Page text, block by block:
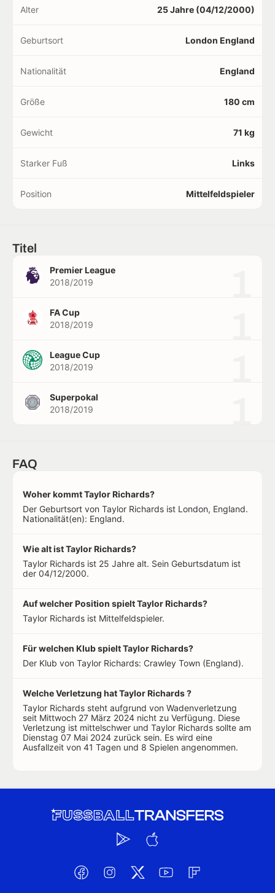
Alter 25 Jahre (04/12/2000)
Geburtsort London England
Nationalität England
Größe 180 cm
Gewicht 71 kg
Starker Fuß Links
Position Mittelfeldspieler
Titel
Premier League
2018/2019
FA Cup
2018/2019
League Cup
2018/2019
Superpokal
2018/2019
FAQ
Woher kommt Taylor Richards?
Der Geburtsort von Taylor Richards ist London, England.
Nationalität(en): England.
Wie alt ist Taylor Richards?
Taylor Richards ist 25 Jahre alt. Sein Geburtsdatum ist
der 04/12/2000.
Auf welcher Position spielt Taylor Richards?
Taylor Richards ist Mittelfeldspieler.
Für welchen Klub spielt Taylor Richards?
Der Klub von Taylor Richards: Crawley Town (England).
Welche Verletzung hat Taylor Richards ?
Taylor Richards steht aufgrund von Wadenverletzung
seit Mittwoch 27 März 2024 nicht zu Verfügung. Diese
Verletzung ist mittelschwer und Taylor Richards sollte am
Dienstag 07 Mai 2024 zurück sein. Es wird eine
Ausfallzeit von 41 Tagen und 8 Spielen angenommen.